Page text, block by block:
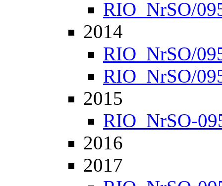
RIO_NrSO/
2014
RIO_NrSO/
RIO_NrSO/
2015
RIO_NrSO-
2016
2017